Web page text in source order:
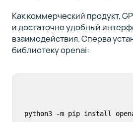
Как коммерческий продукт,
и достаточно удобный
взаимодействия. Сперва
библиотеку openai:
python3 -m pip install